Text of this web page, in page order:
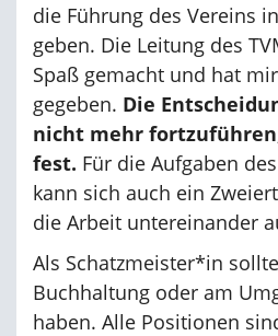
die Führung des Vereins
geben. Die Leitung des
Spaß gemacht und hat
gegeben. Die
nicht mehr
fest. Für die Aufgaben
kann sich auch ein
die Arbeit untereinander
Als Schatzmeister*in
Buchhaltung oder am
haben. Alle Positionen